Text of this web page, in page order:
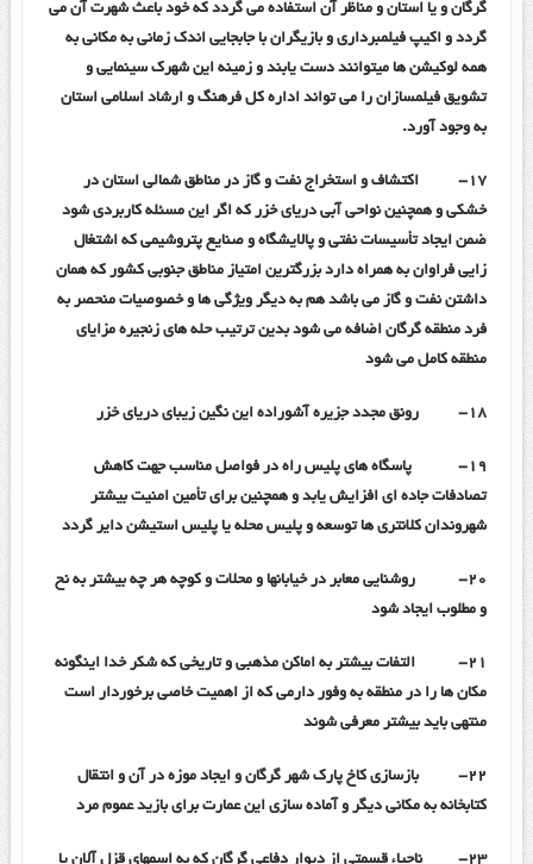
گرگان و یا استان و مناظر آن استفاده می گردد که خود باعث شهرت آن می
گردد و اکیپ فیلمبرداری و بازیگران با جابجایی اندک زمانی به مکانی به
همه لوکیشن ها میتوانند دست یابند و زمینه این شهرک سینمایی و
تشویق فیلمسازان را می تواند اداره کل فرهنگ و ارشاد اسلامی استان
به وجود آورد.
۱۷-
اکتشاف و استخراج نفت و گاز در مناطق شمالی استان در
خشکی و همچنین نواحی آبی دریای خزر که اگر این مسئله کاربردی شود
ضمن ایجاد تأسیسات نفتی و پالایشگاه و صنایع پتروشیمی که اشتغال
زایی فراوان به همراه دارد بزرگترین امتیاز مناطق جنوبی کشور که همان
داشتن نفت و گاز می باشد هم به دیگر ویژگی ها و خصوصیات منحصر به
فرد منطقه گرگان اضافه می شود بدین ترتیب حله های زنجیره مزایای
منطقه کامل می شود
۱۸- رونق مجدد جزیره آشوراده این نگین زیبای دریای خزر
۱۹-
پاسگاه های پلیس راه در فواصل مناسب جهت کاهش
تصادفات جاده ای افزایش یابد و همچنین برای تأمین امنیت بیشتر
شهروندان کلانتری ها توسعه و پلیس محله یا پلیس استیشن دایر گردد
۲۰-
روشنایی معابر در خیابانها و محلات و کوچه هر چه بیشتر به نح
و مطلوب ایجاد شود
۲۱-
التفات بیشتر به اماکن مذهبی و تاریخی که شکر خدا اینگونه
مکان ها را در منطقه به وفور دارمی که از اهمیت خاصی برخوردار است
منتهی باید بیشتر معرفی شوند
۲۲-
بازسازی کاخ پارک شهر گرگان و ایجاد موزه در آن و انتقال
کتابخانه به مکانی دیگر و آماده سازی این عمارت برای بازید عموم مرد
۲۳- ناحیاء قسمتی از دیوار دفاعی گرگان که به اسمهای قزل آلان یا